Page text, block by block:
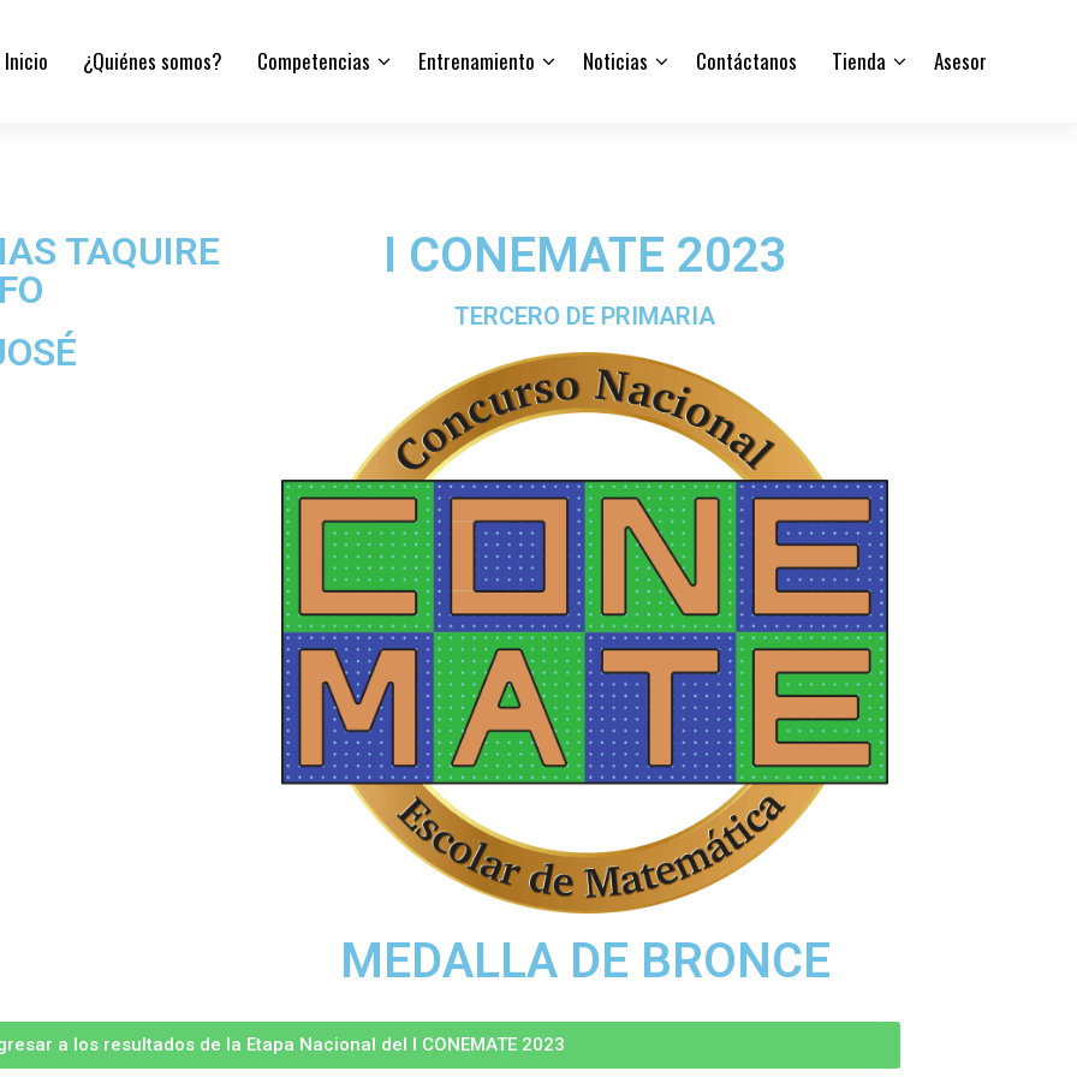
Inicio ¿Quiénes somos? Competencias Entrenamiento Noticias Contáctanos Tienda Asesor
TAQUIRE
I CONEMATE 2023
TERCERO DE PRIMARIA
MEDALLA DE BRONCE
a los resultados de la Etapa Nacional del I CONEMATE 2023